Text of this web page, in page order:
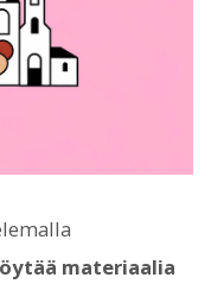
materiaalia